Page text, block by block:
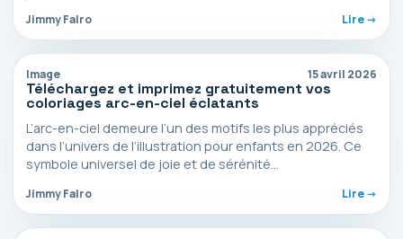
Jimmy Falro Lire ->
Image 15 avril 2026
Téléchargez et imprimez gratuitement vos
coloriages arc-en-ciel éclatants
L’arc-en-ciel demeure l’un des motifs les plus appréciés
dans l’univers de l’illustration pour enfants en 2026. Ce
symbole universel de joie et de sérénité…
Jimmy Falro Lire ->